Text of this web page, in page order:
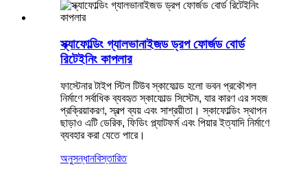
স্ক্যাফোল্ডিং গ্যালভানাইজড ড্রপ ফোর্জড বোর্ড
রিটেইনিং কাপলার
ফাস্টেনার টাইপ স্টিল টিউব স্কাফোল্ড হলো ভবন প্রকৌশল
নির্মাণে সর্বাধিক ব্যবহৃত স্কাফোল্ড সিস্টেম, যার কারণ এর সহজ
প্রক্রিয়াকরণ, স্বল্প ব্যয় এবং সাশ্রয়ীতা। স্কাফোল্ডিং স্থাপন
ছাড়াও এটি ডেরিক, ফিডিং প্ল্যাটফর্ম এবং পিয়ার ইত্যাদি নির্মাণে
ব্যবহার করা যেতে পারে।
অনুসন্ধানবিস্তারিত